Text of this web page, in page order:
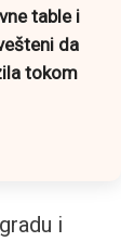
table i
da
tokom
i